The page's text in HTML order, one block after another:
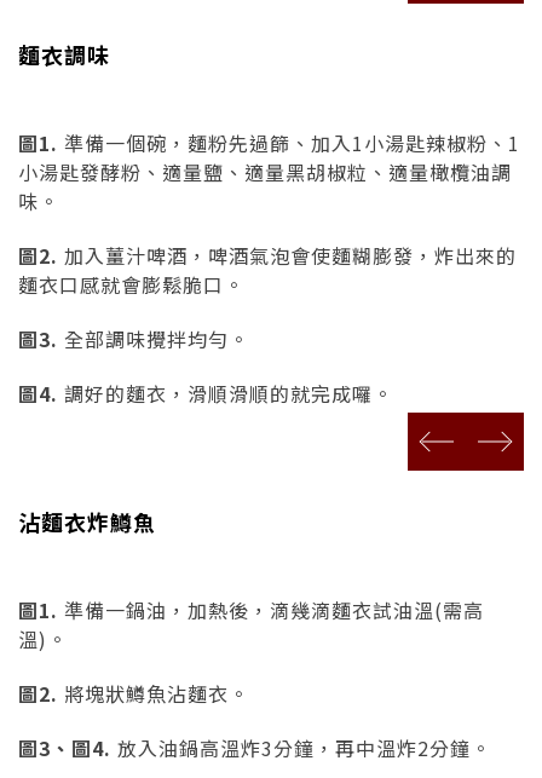
麵衣調味
圖1. 準備一個碗，麵粉先過篩、加入1小湯匙辣椒粉、 1
小湯匙發酵粉、適量鹽、適量黑胡椒粒、適量橄欖油調
味。
圖2. 加入薑汁啤酒，啤酒氣泡會使麵糊膨發，炸出來的
麵衣口感就會膨鬆脆口。
圖3. 全部調味攪拌均勻。
圖4. 調好的麵衣，滑順滑順的就完成囉。
prev next
沾麵衣炸鱒魚
圖1. 準備一鍋油，加熱後，滴幾滴麵衣試油溫(需高
溫)。
圖2. 將塊狀鱒魚沾麵衣。
圖3、圖4. 放入油鍋高溫炸3分鐘，再中溫炸2分鐘。